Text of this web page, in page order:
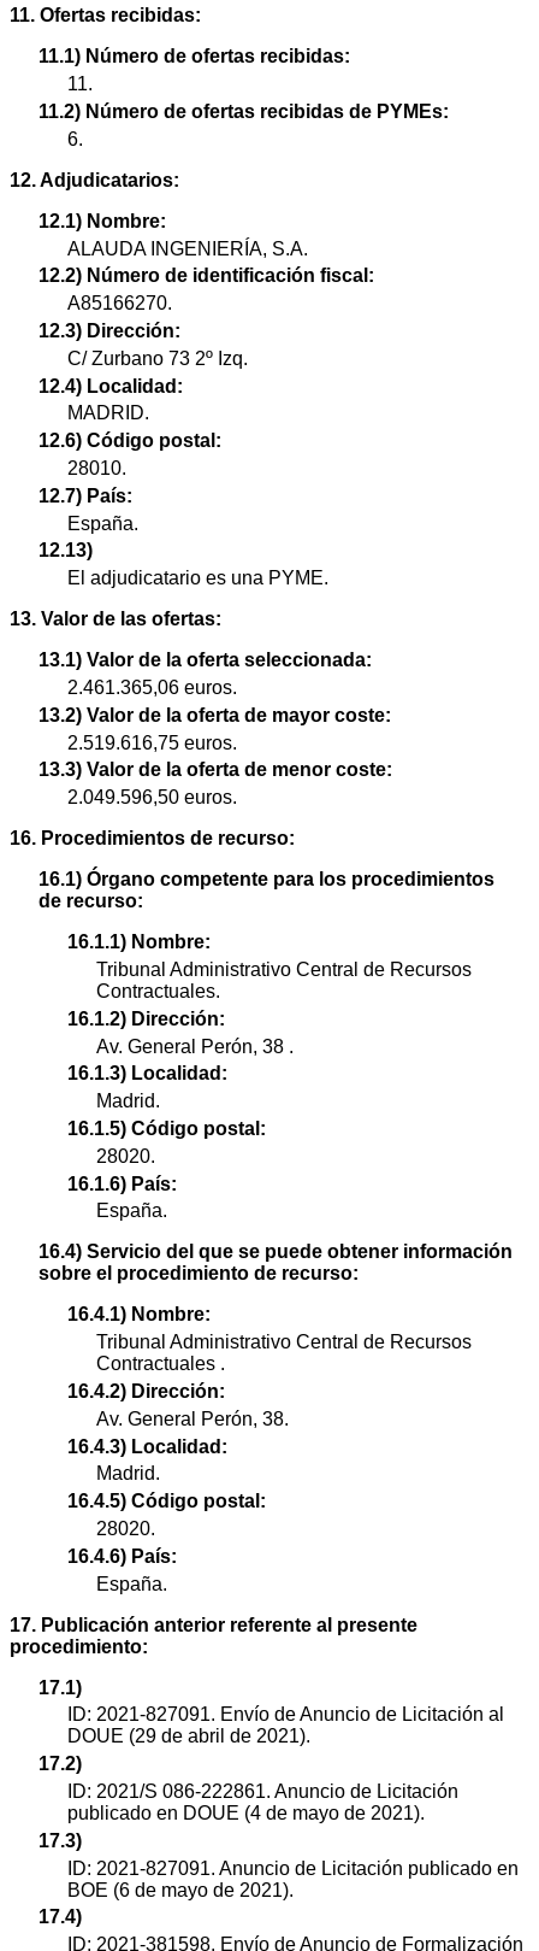
11. Ofertas recibidas:
11.1) Número de ofertas recibidas:
11.
11.2) Número de ofertas recibidas de PYMEs:
6.
12. Adjudicatarios:
12.1) Nombre:
ALAUDA INGENIERÍA, S.A.
12.2) Número de identificación fiscal:
A85166270.
12.3) Dirección:
C/ Zurbano 73 2º Izq.
12.4) Localidad:
MADRID.
12.6) Código postal:
28010.
12.7) País:
España.
12.13)
El adjudicatario es una PYME.
13. Valor de las ofertas:
13.1) Valor de la oferta seleccionada:
2.461.365,06 euros.
13.2) Valor de la oferta de mayor coste:
2.519.616,75 euros.
13.3) Valor de la oferta de menor coste:
2.049.596,50 euros.
16. Procedimientos de recurso:
16.1) Órgano competente para los procedimientos
de recurso:
16.1.1) Nombre:
Tribunal Administrativo Central de Recursos
Contractuales.
16.1.2) Dirección:
Av. General Perón, 38 .
16.1.3) Localidad:
Madrid.
16.1.5) Código postal:
28020.
16.1.6) País:
España.
16.4) Servicio del que se puede obtener información
sobre el procedimiento de recurso:
16.4.1) Nombre:
Tribunal Administrativo Central de Recursos
Contractuales .
16.4.2) Dirección:
Av. General Perón, 38.
16.4.3) Localidad:
Madrid.
16.4.5) Código postal:
28020.
16.4.6) País:
España.
17. Publicación anterior referente al presente
procedimiento:
17.1)
ID: 2021-827091. Envío de Anuncio de Licitación al
DOUE (29 de abril de 2021).
17.2)
ID: 2021/S 086-222861. Anuncio de Licitación
publicado en DOUE (4 de mayo de 2021).
17.3)
ID: 2021-827091. Anuncio de Licitación publicado en
BOE (6 de mayo de 2021).
17.4)
ID: 2021-381598. Envío de Anuncio de Formalización